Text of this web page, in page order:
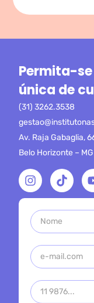
Permita-
única de
(31) 3262.3538
Av. Raja Gabaglia,
Belo Horizonte – MG